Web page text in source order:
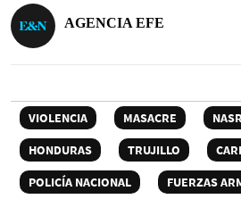
AGENCIA EFE
VIOLENCIA MASACRE
HONDURAS
TRUJILLO
POLICÍA NACIONAL
FUERZAS